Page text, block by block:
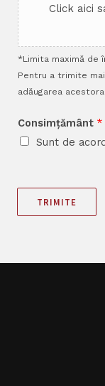
Click aici
*Limita maximă de
Pentru a trimite
adăugarea
Consimțământ *
Sunt de
TRIMITE